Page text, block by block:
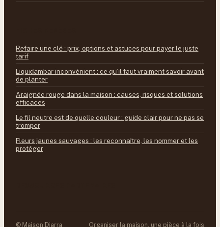
Refaire une clé : prix, options et astuces pour payer le juste
tarif
Liquidambar inconvénient : ce qu’il faut vraiment savoir avant
de planter
Araignée rouge dans la maison : causes, risques et solutions
efficaces
Le fil neutre est de quelle couleur : guide clair pour ne pas se
tromper
Fleurs jaunes sauvages : les reconnaître, les nommer et les
protéger
© Maison Diarra Organiser la maison, une pièce à la fois